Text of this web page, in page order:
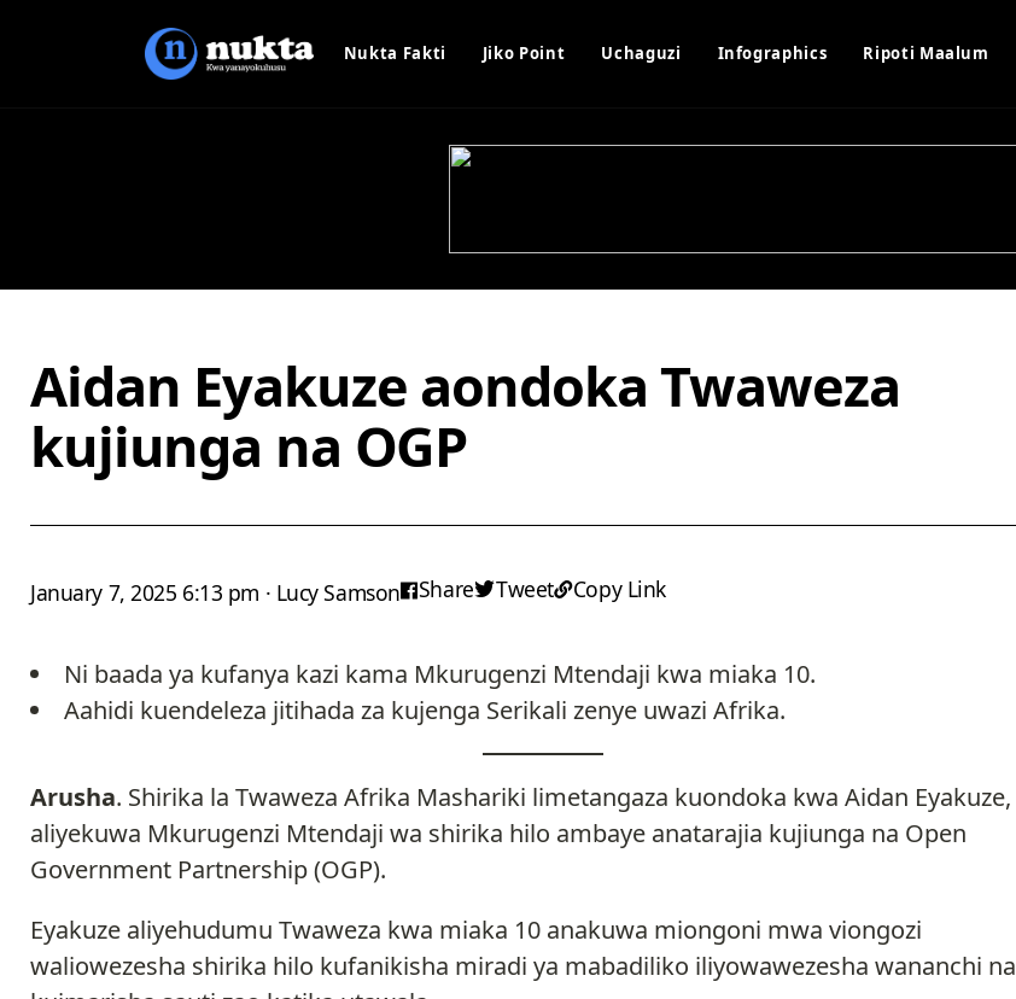
Nukta Fakti Jiko Point Uchaguzi Infographics Ripoti Maalum
Aidan Eyakuze aondoka Twaweza
kujiunga na OGP
January 7, 2025 6:13 pm · Lucy Samson Share Tweet Copy Link
Ni baada ya kufanya kazi kama Mkurugenzi Mtendaji kwa miaka 10.
Aahidi kuendeleza jitihada za kujenga Serikali zenye uwazi Afrika.
Arusha. Shirika la Twaweza Afrika Mashariki limetangaza kuondoka kwa Aidan Eyakuze,
aliyekuwa Mkurugenzi Mtendaji wa shirika hilo ambaye anatarajia kujiunga na Open
Government Partnership (OGP).
Eyakuze aliyehudumu Twaweza kwa miaka 10 anakuwa miongoni mwa viongozi
waliowezesha shirika hilo kufanikisha miradi ya mabadiliko iliyowawezesha wananchi na